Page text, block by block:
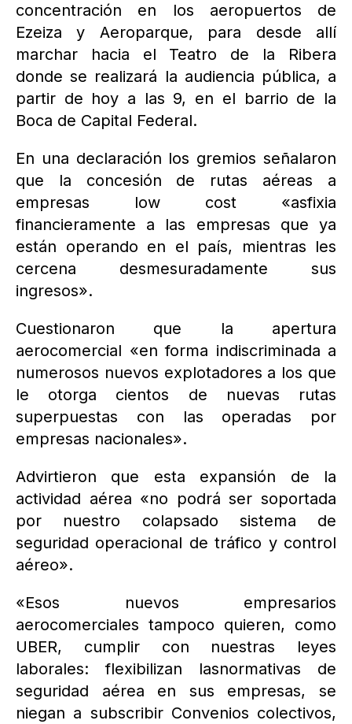
concentración en los aeropuertos de
Ezeiza y Aeroparque, para desde allí
marchar hacia el Teatro de la Ribera
donde se realizará la audiencia pública, a
partir de hoy a las 9, en el barrio de la
Boca de Capital Federal.
En una declaración los gremios señalaron
que la concesión de rutas aéreas a
empresas low cost «asfixia
financieramente a las empresas que ya
están operando en el país, mientras les
cercena desmesuradamente sus
ingresos».
Cuestionaron que la apertura
aerocomercial «en forma indiscriminada a
numerosos nuevos explotadores a los que
le otorga cientos de nuevas rutas
superpuestas con las operadas por
empresas nacionales».
Advirtieron que esta expansión de la
actividad aérea «no podrá ser soportada
por nuestro colapsado sistema de
seguridad operacional de tráfico y control
aéreo».
«Esos nuevos empresarios
aerocomerciales tampoco quieren, como
UBER, cumplir con nuestras leyes
laborales: flexibilizan lasnormativas de
seguridad aérea en sus empresas, se
niegan a subscribir Convenios colectivos,